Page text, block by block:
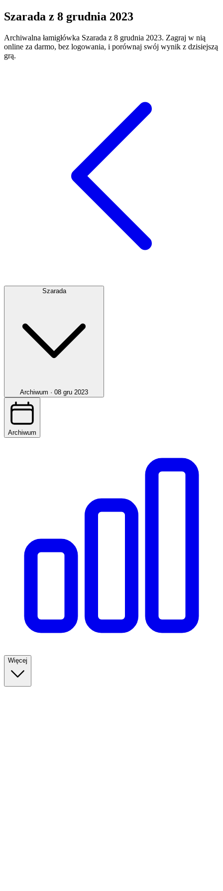
Szarada z 8 grudnia 2023
Archiwalna łamigłówka Szarada z 8 grudnia 2023. Zagraj w nią
online za darmo, bez logowania, i porównaj swój wynik z dzisiejszą
grą.
Szarada
Archiwum · 08 gru 2023
Archiwum
Więcej